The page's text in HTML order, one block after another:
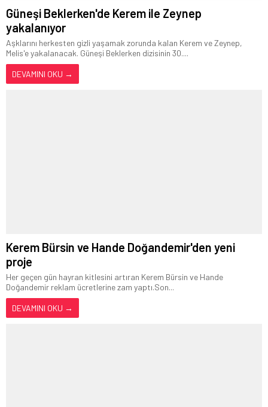
Güneşi Beklerken'de Kerem ile Zeynep
yakalanıyor
Aşklarını herkesten gizli yaşamak zorunda kalan Kerem ve Zeynep,
Melis'e yakalanacak. Güneşi Beklerken dizisinin 30....
DEVAMINI OKU →
Kerem Bürsin ve Hande Doğandemir'den yeni
proje
Her geçen gün hayran kitlesini artıran Kerem Bürsin ve Hande
Doğandemir reklam ücretlerine zam yaptı.Son...
DEVAMINI OKU →